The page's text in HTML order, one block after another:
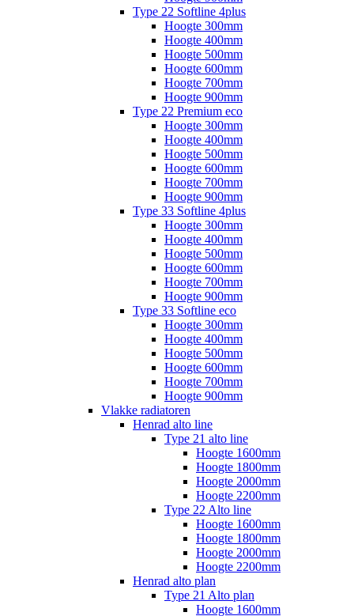
Type 22 Softline 4plus
Hoogte 300mm
Hoogte 400mm
Hoogte 500mm
Hoogte 600mm
Hoogte 700mm
Hoogte 900mm
Type 22 Premium eco
Hoogte 300mm
Hoogte 400mm
Hoogte 500mm
Hoogte 600mm
Hoogte 700mm
Hoogte 900mm
Type 33 Softline 4plus
Hoogte 300mm
Hoogte 400mm
Hoogte 500mm
Hoogte 600mm
Hoogte 700mm
Hoogte 900mm
Type 33 Softline eco
Hoogte 300mm
Hoogte 400mm
Hoogte 500mm
Hoogte 600mm
Hoogte 700mm
Hoogte 900mm
Vlakke radiatoren
Henrad alto line
Type 21 alto line
Hoogte 1600mm
Hoogte 1800mm
Hoogte 2000mm
Hoogte 2200mm
Type 22 Alto line
Hoogte 1600mm
Hoogte 1800mm
Hoogte 2000mm
Hoogte 2200mm
Henrad alto plan
Type 21 Alto plan
Hoogte 1600mm